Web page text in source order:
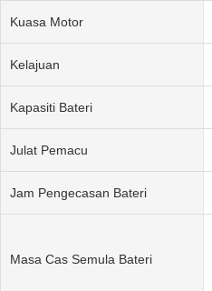
Kuasa Motor
Kelajuan
Kapasiti Bateri
Julat Pemacu
Jam Pengecasan Bateri
Masa Cas Semula Bateri